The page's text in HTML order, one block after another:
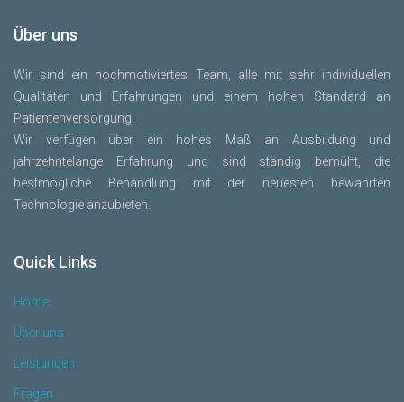
Über uns
Wir sind ein hochmotiviertes Team, alle mit sehr individuellen
Qualitäten und Erfahrungen und einem hohen Standard an
Patientenversorgung.
Wir verfügen über ein hohes Maß an Ausbildung und
jahrzehntelange Erfahrung und sind ständig bemüht, die
bestmögliche Behandlung mit der neuesten bewährten
Technologie anzubieten.
Quick Links
Home
Über uns
Leistungen
Fragen